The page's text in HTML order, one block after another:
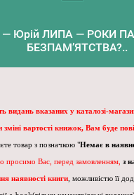
— Юрій ЛИПА — РОКИ
БЕЗПАМ’ЯТСТВА?..
видань вказаних у каталозі-
зміні вартості книжок, Вам буде
товар з позначкою "Немає в
просимо Вас, перед замовленням, з
наявності книги , можливістю її